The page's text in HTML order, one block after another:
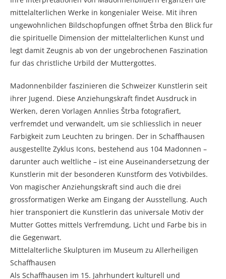
mittelalterlichen Werke in kongenialer Weise. Mit ihren
ungewohnlichen Bildschopfungen offnet Štrba den Blick fur
die spirituelle Dimension der mittelalterlichen Kunst und
legt damit Zeugnis ab von der ungebrochenen Faszination
fur das christliche Urbild der Muttergottes.
Madonnenbilder faszinieren die Schweizer Kunstlerin seit
ihrer Jugend. Diese Anziehungskraft findet Ausdruck in
Werken, deren Vorlagen Annlies Štrba fotografiert,
verfremdet und verwandelt, um sie schliesslich in neuer
Farbigkeit zum Leuchten zu bringen. Der in Schaffhausen
ausgestellte Zyklus Icons, bestehend aus 104 Madonnen –
darunter auch weltliche – ist eine Auseinandersetzung der
Kunstlerin mit der besonderen Kunstform des Votivbildes.
Von magischer Anziehungskraft sind auch die drei
grossformatigen Werke am Eingang der Ausstellung. Auch
hier transponiert die Kunstlerin das universale Motiv der
Mutter Gottes mittels Verfremdung, Licht und Farbe bis in
die Gegenwart.
Mittelalterliche Skulpturen im Museum zu Allerheiligen
Schaffhausen
Als Schaffhausen im 15. Jahrhundert kulturell und